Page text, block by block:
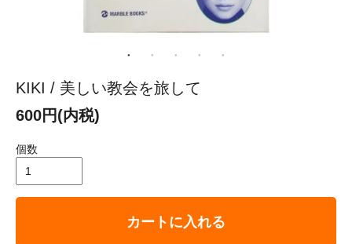
KIKI / 美しい教会を旅して
600円(内税)
個数
カートに入れる